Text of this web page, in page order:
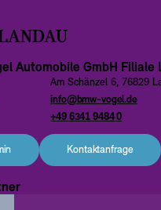
Automobile GmbH Filiale
Am Schänzel 6, 76829
info@bmw-vogel.de
+49 6341 9484 0
Kontaktanfrage